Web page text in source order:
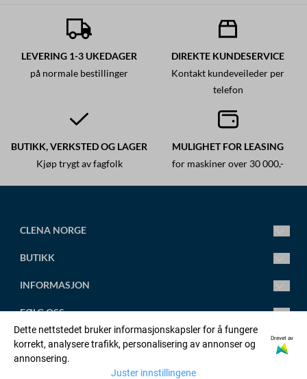
LEVERING 1-3 UKEDAGER
på normale bestillinger
DIREKTE KUNDESERVICE
Kontakt kundeveileder per
telefon
BUTIKK, VERKSTED OG LAGER
Kjøp trygt av fagfolk
MULIGHET FOR LEASING
for maskiner over 30 000,-
CLENA NORGE
Vi leverer alt fra små standard høytrykksspylere til store
spesialtilpassede anlegg.
post@clena.no
Tlf.: +47 45 88 58 31
Org. nr. 920230695
BUTIKK
Mandag-Fredag 8.00-16.00
Kontakt oss
OPPRETT KONTO
INFORMASJON
Om oss
Artikler
Salgsbetingelser
FØLG OSS
Facebook
Dette nettstedet bruker informasjonskapsler for å fungere
korrekt, analysere trafikk, personalisering av annonser og
annonsering.
Drevet av
Juster innstillingene